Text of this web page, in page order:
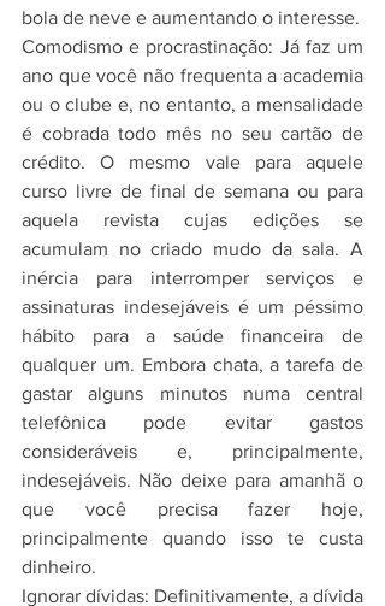
Comodismo e procrastinação: Já faz um
ano que você não frequenta a academia
ou o clube e, no entanto, a mensalidade
é cobrada todo mês no seu cartão de
crédito. O mesmo vale para aquele
curso livre de final de semana ou para
aquela revista cujas edições se
acumulam no criado mudo da sala. A
inércia para interromper serviços e
assinaturas indesejáveis é um péssimo
hábito para a saúde financeira de
qualquer um. Embora chata, a tarefa de
gastar alguns minutos numa central
telefônica pode evitar gastos
consideráveis e, principalmente,
indesejáveis. Não deixe para amanhã o
que você precisa fazer hoje,
principalmente quando isso te custa
dinheiro.
Ignorar dívidas: Definitivamente, a dívida